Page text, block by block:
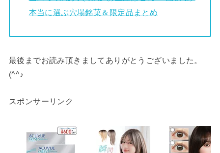
本当に選ぶ穴場銘菓＆限定品まとめ
最後までお読み頂きましてありがとうございました。
(^^♪
スポンサーリンク